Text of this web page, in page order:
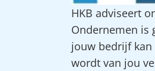
HKB adviseert
Ondernemen is
jouw bedrijf
wordt van jou